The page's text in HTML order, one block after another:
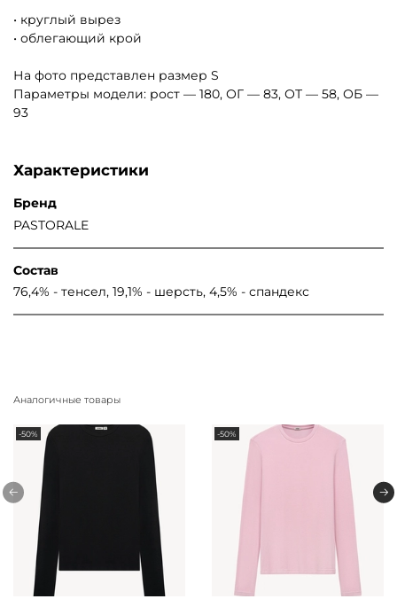
• круглый вырез
• облегающий крой
На фото представлен размер S
Параметры модели: рост — 180, ОГ — 83, ОТ — 58, ОБ —
93
Характеристики
Бренд
PASTORALE
Состав
76,4% - тенсел, 19,1% - шерсть, 4,5% - спандекс
Аналогичные товары
-50% -50%